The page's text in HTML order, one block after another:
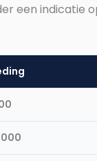
een indicatie